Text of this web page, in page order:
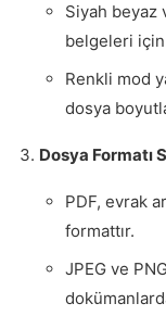
Siyah beyaz
belgeleri
Renkli mod
dosya
Dosya Formatı
PDF, evrak
formattır.
JPEG ve